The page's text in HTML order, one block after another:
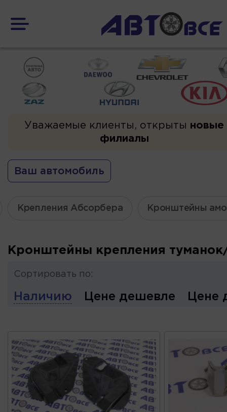
Уважаемые клиенты, открыты новые
филиалы
Ваш автомобиль
Крепления Абсорбера Кронштейны
Кронштейны крепления
Сортировать по:
Наличию Цене дешевле Цене